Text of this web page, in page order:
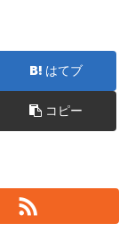
はてブ
コピー